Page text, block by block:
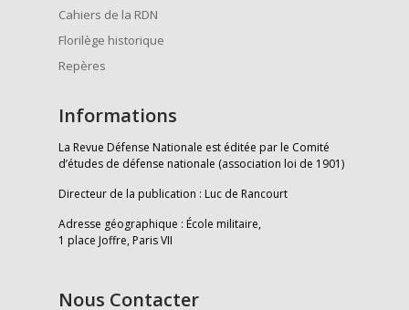
Cahiers de la RDN
Florilège historique
Repères
Informations
La Revue Défense Nationale est éditée par le Comité
d’études de défense nationale (association loi de 1901)
Directeur de la publication : Luc de Rancourt
Adresse géographique : École militaire,
1 place Joffre, Paris VII
Nous Contacter